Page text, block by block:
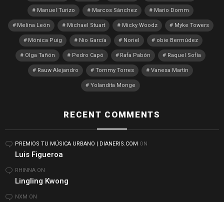
Manuel Turizo Marcos Sánchez Mario Domm
Melina León Michael Stuart Micky Woodz Myke Towers
Mónica Puig Nio García Noriel obie Bermúdez
Olga Tañón Pedro Capó Rafa Pabón Raquel Sofía
Rauw Alejandro Tommy Torres Vanesa Martín
Yolandita Monge
RECENT COMMENTS
PREMIOS TU MÚSICA URBANO | DIANERIS.COM ON
Luis Figueroa
RHINNA ON
Lingling Kwong
NXM ON